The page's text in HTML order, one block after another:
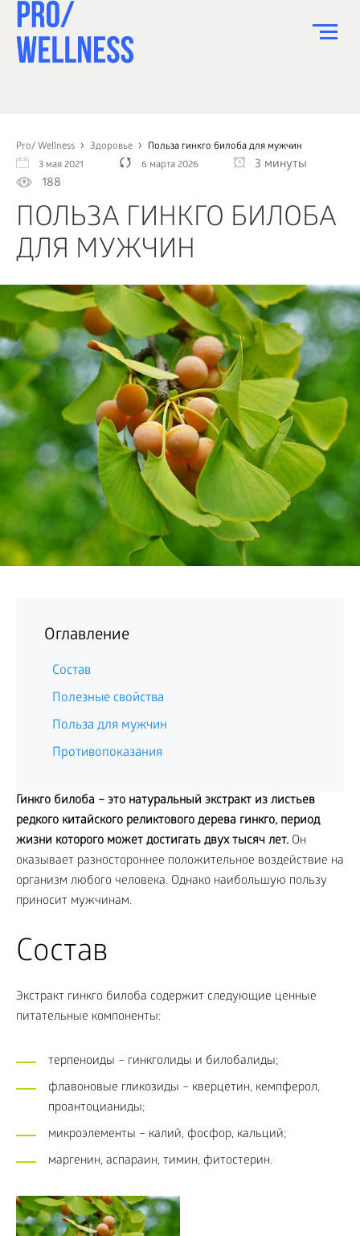
Pro/ Wellness Здоровье
Польза гинкго билоба для мужчин
3 мая 2021
6 марта 2026
3 минуты
188
ПОЛЬЗА ГИНКГО БИЛОБА
ДЛЯ МУЖЧИН
Оглавление
Состав
Полезные свойства
Польза для мужчин
Противопоказания
Гинкго билоба – это натуральный экстракт из листьев
редкого китайского реликтового дерева гинкго, период
жизни которого может достигать двух тысяч лет. Он
оказывает разностороннее положительное воздействие на
организм любого человека. Однако наибольшую пользу
приносит мужчинам.
Состав
Экстракт гинкго билоба содержит следующие ценные
питательные компоненты:
терпеноиды – гинкголиды и билобалиды;
флавоновые гликозиды – кверцетин, кемпферол,
проантоцианиды;
микроэлементы – калий, фосфор, кальций;
маргенин, аспараин, тимин, фитостерин.
СПОРТ
ЗДОРОВЬЕ
КРАСОТА
ПСИХОЛОГИЯ
ДОМ
КАК?
БИЗНЕС